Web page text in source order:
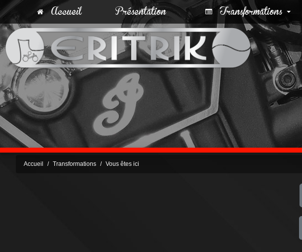
Accueil Présentation Transformations
Accueil Transformations Vous êtes ici